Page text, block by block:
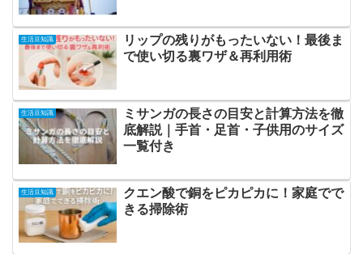
生活豆知識
リップの残りがもったいない！最後ま
で使い切る裏ワザ＆再利用術
生活豆知識
ミサンガの長さの目安と計算方法を徹
底解説｜手首・足首・子供用のサイズ
一覧付き
生活豆知識
クエン酸で銅をピカピカに！家庭でで
きる掃除術